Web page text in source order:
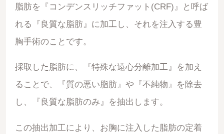
脂肪を『コンデンスリッチファット(CRF)』と呼ば
れる『良質な脂肪』に加工し、それを注入する豊
胸手術のことです。
採取した脂肪に、『特殊な遠心分離加工』を加え
ることで、『質の悪い脂肪』や『不純物』を除去
し、『良質な脂肪のみ』を抽出します。
この抽出加工により、お胸に注入した脂肪の定着